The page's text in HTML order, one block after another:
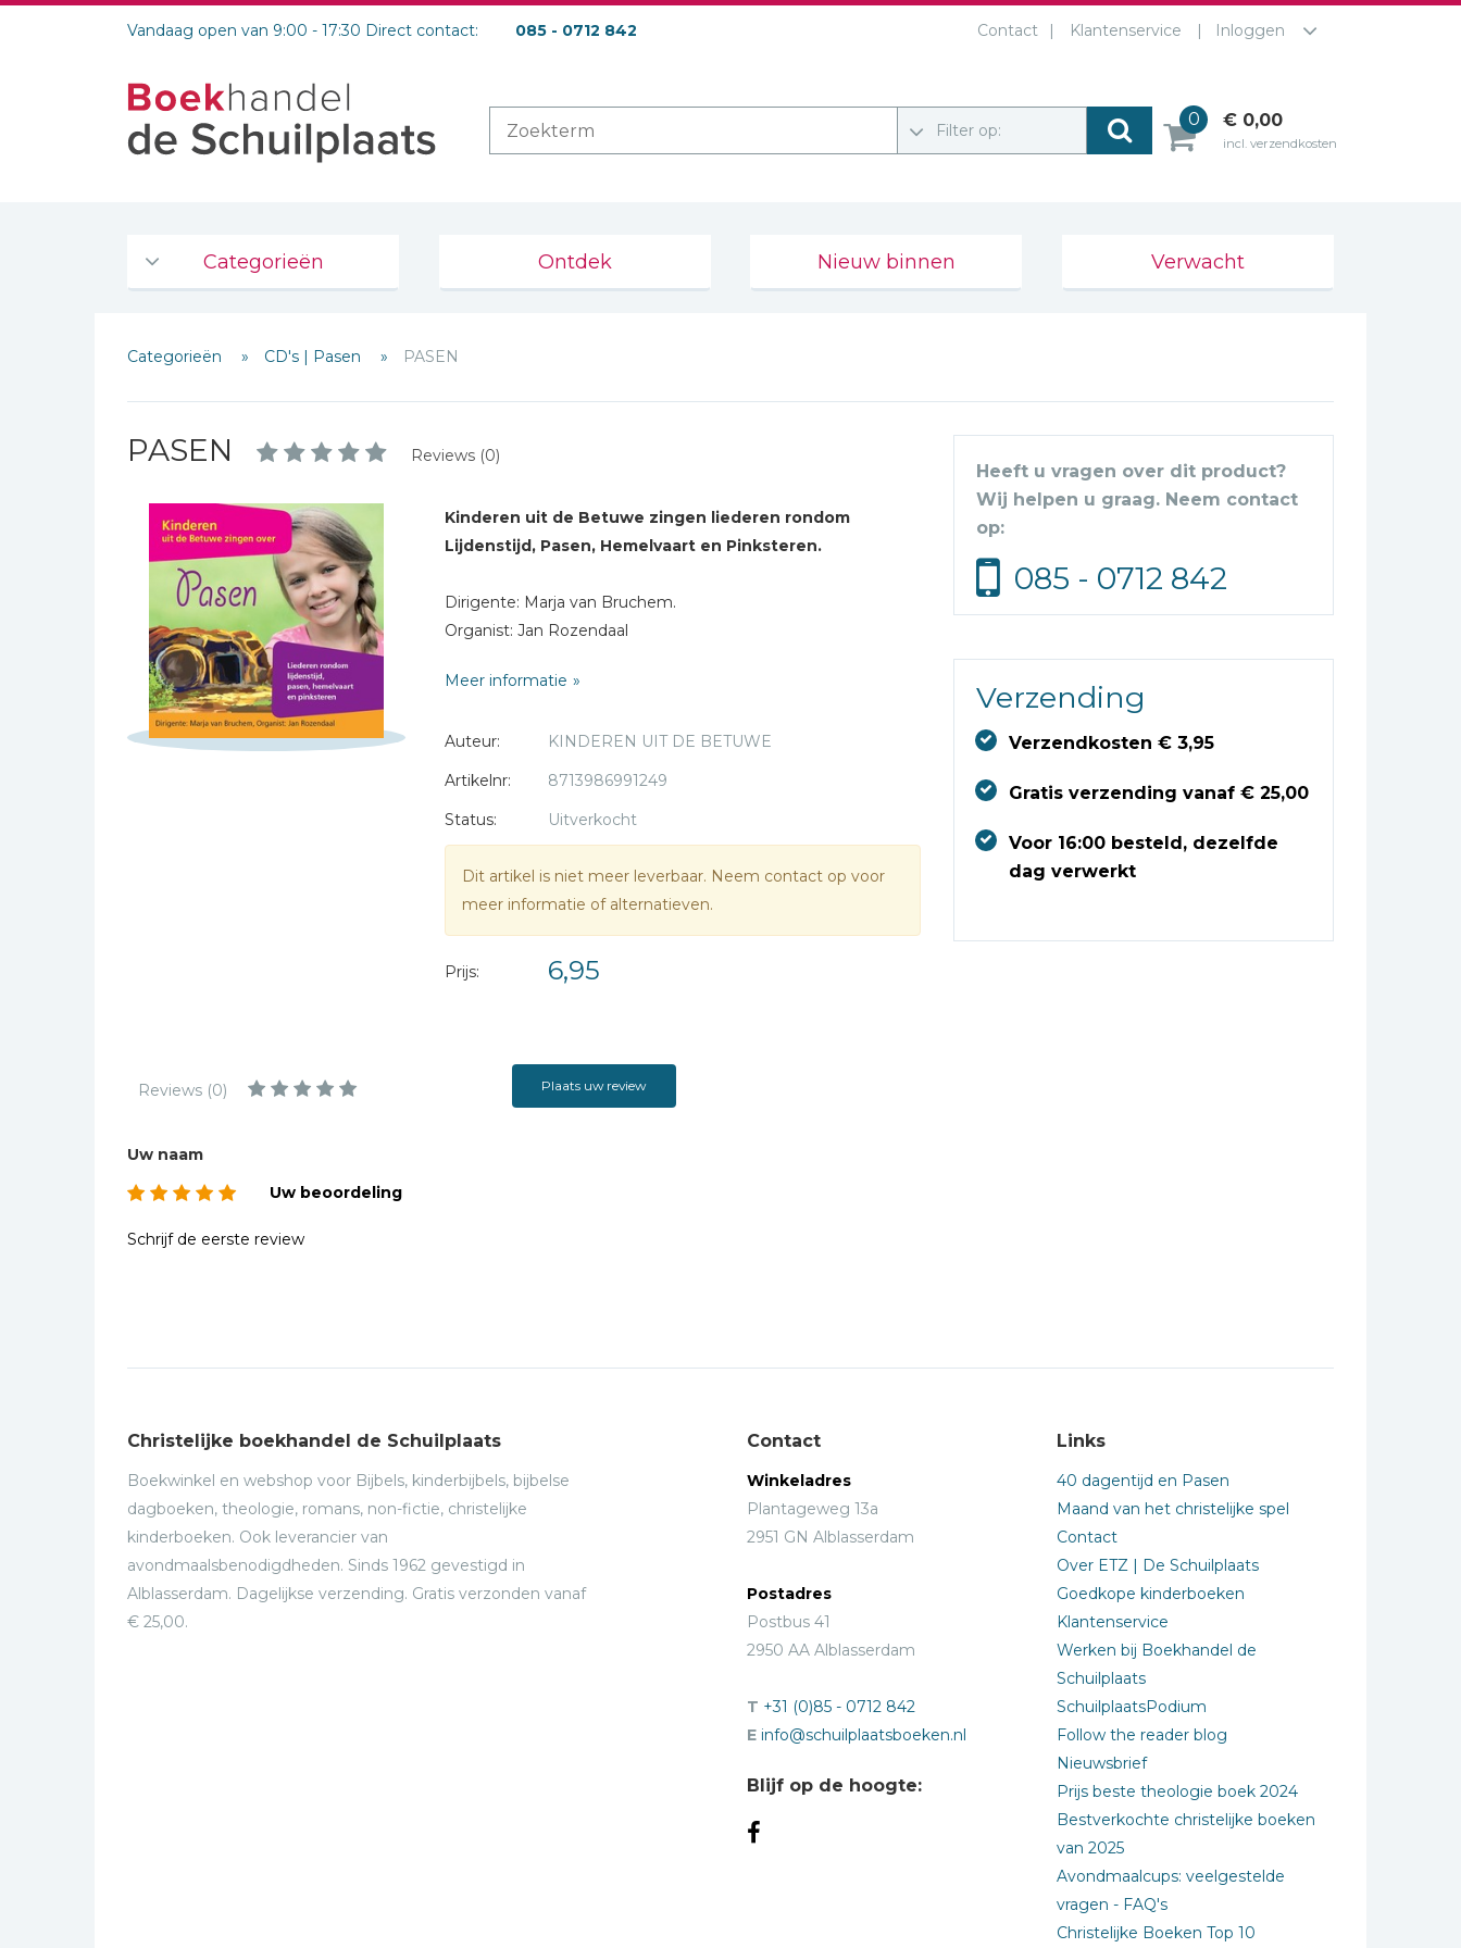
Vandaag open van 9:00 - 17:30 Direct contact: 085 - 0712 842 Contact Klantenservice Inloggen
Filter op:
0 € 0,00
incl. verzendkosten
Categorieën
De Bijbel
Bijbelse Dagboeken 2026
Bijbelstudie groepen
Bibles Foreign
Languages
Bijbelstudie
Geloof, duurzaamheid
en mileu
Benodigdheden voor
kerken
Christelijke spellen
Christelijke stripboeken
Management &
Politiek
Regio | Alblasserwaard
Toeristische kaarten en
Ontdek Nieuw binnen Verwacht
Categorieën CD's | Pasen PASEN
PASEN Reviews (0)
Kinderen uit de Betuwe zingen liederen rondom
Lijdenstijd, Pasen, Hemelvaart en Pinksteren.
Dirigente: Marja van Bruchem.
Organist: Jan Rozendaal
Meer informatie
Auteur:
KINDEREN UIT DE BETUWE
Artikelnr:
8713986991249
Status:
Uitverkocht
Dit artikel is niet meer leverbaar. Neem contact op voor
meer informatie of alternatieven.
Prijs: 6,95
Heeft u vragen over dit product?
Wij helpen u graag. Neem contact
op:
085 - 0712 842
Verzending
Verzendkosten € 3,95
Gratis verzending vanaf € 25,00
Voor 16:00 besteld, dezelfde
dag verwerkt
Reviews (0) Plaats uw review
Sterren
Naam *
E-mail *
Bericht *
Uw naam
Uw beoordeling
Schrijf de eerste review
Christelijke boekhandel de Schuilplaats
Boekwinkel en webshop voor Bijbels, kinderbijbels, bijbelse
dagboeken, theologie, romans, non-fictie, christelijke
kinderboeken. Ook leverancier van
avondmaalsbenodigdheden. Sinds 1962 gevestigd in
Alblasserdam. Dagelijkse verzending. Gratis verzonden vanaf
€ 25,00.
Contact
Winkeladres
Plantageweg 13a
2951 GN Alblasserdam
Postadres
Postbus 41
2950 AA Alblasserdam
T +31 (0)85 - 0712 842
E info@schuilplaatsboeken.nl
Blijf op de hoogte:
Links
40 dagentijd en Pasen
Maand van het christelijke spel
Contact
Over ETZ | De Schuilplaats
Goedkope kinderboeken
Klantenservice
Werken bij Boekhandel de
Schuilplaats
SchuilplaatsPodium
Follow the reader blog
Nieuwsbrief
Prijs beste theologie boek 2024
Bestverkochte christelijke boeken
van 2025
Avondmaalcups: veelgestelde
vragen - FAQ's
Christelijke Boeken Top 10